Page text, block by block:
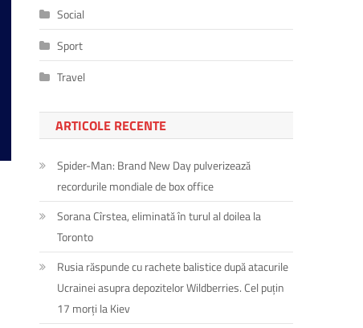
Social
Sport
Travel
ARTICOLE RECENTE
Spider-Man: Brand New Day pulverizează
recordurile mondiale de box office
Sorana Cîrstea, eliminată în turul al doilea la
Toronto
Rusia răspunde cu rachete balistice după atacurile
Ucrainei asupra depozitelor Wildberries. Cel puțin
17 morți la Kiev